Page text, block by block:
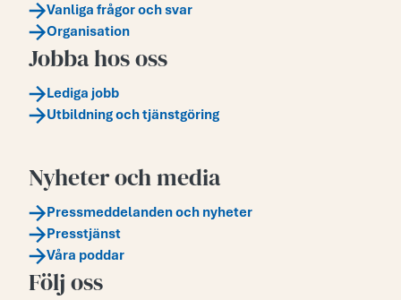
Vanliga frågor och svar
Organisation
Jobba hos oss
Lediga jobb
Utbildning och tjänstgöring
Nyheter och media
Pressmeddelanden och nyheter
Presstjänst
Våra poddar
Följ oss